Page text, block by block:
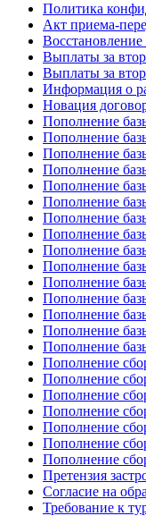
Политика
Акт приема-
Восстановление
Выплаты за
Выплаты за
Информация о
Новация
Пополнение
Пополнение
Пополнение
Пополнение
Пополнение
Пополнение
Пополнение
Пополнение
Пополнение
Пополнение
Пополнение
Пополнение
Пополнение
Пополнение
Пополнение
Пополнение
Пополнение
Пополнение
Пополнение
Пополнение
Пополнение
Пополнение
Претензия
Согласие на
Требование к